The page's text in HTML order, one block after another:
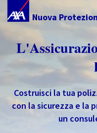
Nuova
Costruisci la tua
con la sicurezza e la
un